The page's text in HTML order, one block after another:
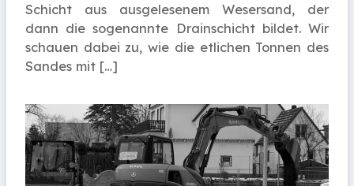
Schicht aus ausgelesenem Wesersand, der
dann die sogenannte Drainschicht bildet. Wir
schauen dabei zu, wie die etlichen Tonnen des
Sandes mit […]